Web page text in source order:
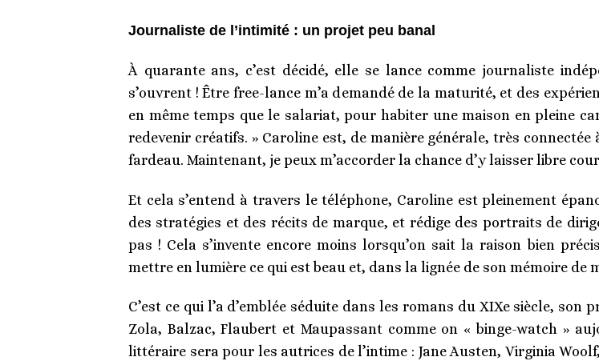
Journaliste de l’intimité : un projet peu banal
À quarante ans, c’est décidé, elle se lance comme journaliste
s’ouvrent ! Être free-lance m’a demandé de la maturité, et des
en même temps que le salariat, pour habiter une maison en pleine
redevenir créatifs. » Caroline est, de manière générale, très
fardeau. Maintenant, je peux m’accorder la chance d’y laisser libre
Et cela s’entend à travers le téléphone, Caroline est pleinement
des stratégies et des récits de marque, et rédige des portraits de
pas ! Cela s’invente encore moins lorsqu’on sait la raison bien
mettre en lumière ce qui est beau et, dans la lignée de son mémoire de
C’est ce qui l’a d’emblée séduite dans les romans du XIXe siècle,
Zola, Balzac, Flaubert et Maupassant comme on « binge-watch »
littéraire sera pour les autrices de l’intime : Jane Austen, Virginia